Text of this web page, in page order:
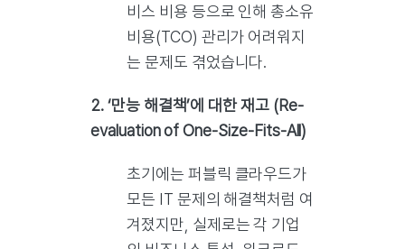
비스 비용 등으로 인해 총소유
비용(TCO) 관리가 어려워지
는 문제도 겪었습니다.
2. ‘만능 해결책’에 대한 재고 (Re-
evaluation of One-Size-Fits-All)
초기에는 퍼블릭 클라우드가
모든 IT 문제의 해결책처럼 여
겨졌지만, 실제로는 각 기업